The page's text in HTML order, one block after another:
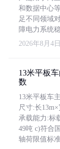
和数据中心
足不同领域
障电力系统
2026年8月4日
13米平板
数
13米平板车
尺寸:长
承载能力:标
49吨 c)符合
轴荷限值标